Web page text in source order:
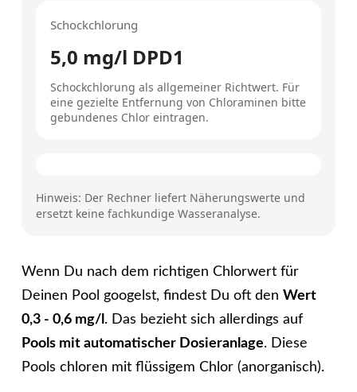
Schockchlorung
5,0 mg/l DPD1
Schockchlorung als allgemeiner Richtwert. Für
eine gezielte Entfernung von Chloraminen bitte
gebundenes Chlor eintragen.
Hinweis: Der Rechner liefert Näherungswerte und
ersetzt keine fachkundige Wasseranalyse.
Wenn Du nach dem richtigen Chlorwert für
Deinen Pool googelst, findest Du oft den Wert
0,3 - 0,6 mg/l . Das bezieht sich allerdings auf
Pools mit automatischer Dosieranlage. Diese
Pools chloren mit flüssigem Chlor (anorganisch).